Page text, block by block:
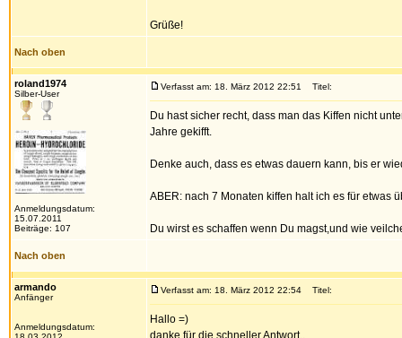
Grüße!
Nach oben
roland1974
Silber-User
Anmeldungsdatum:
15.07.2011
Beiträge: 107
Verfasst am: 18. März 2012 22:51 Titel:
Du hast sicher recht, dass man das Kiffen nicht
Jahre gekifft.
Denke auch, dass es etwas dauern kann, bis er
ABER: nach 7 Monaten kiffen halt ich es für etwas
Du wirst es schaffen wenn Du magst,und wie
Nach oben
armando
Anfänger
Anmeldungsdatum:
Verfasst am: 18. März 2012 22:54 Titel:
Hallo =)
danke für die schneller Antwort..